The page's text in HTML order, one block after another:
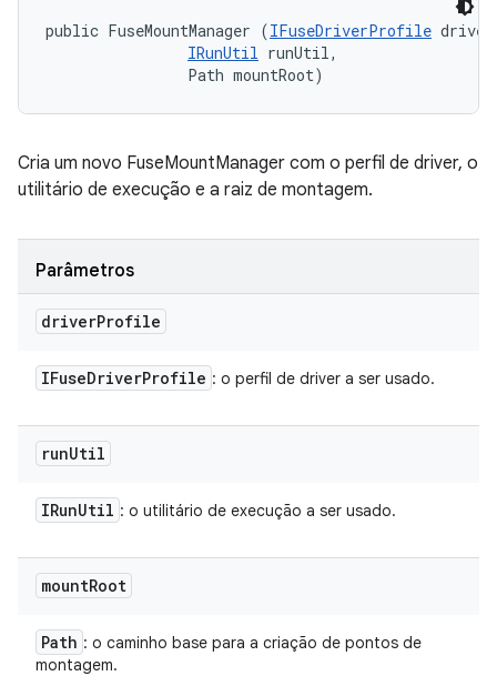
public FuseMountManager (IFuseDriverProfile
IRunUtil runUtil,
                Path mountRoot)
Cria um novo FuseMountManager com o perfil de driver, o
utilitário de execução e a raiz de montagem.
Parâmetros
driverProfile
IFuseDriverProfile : o perfil de driver a ser usado.
runUtil
IRunUtil : o utilitário de execução a ser usado.
mountRoot
Path : o caminho base para a criação de pontos de
montagem.